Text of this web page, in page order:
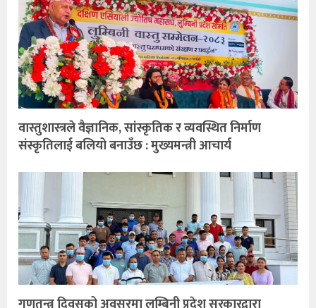
वास्तुशास्त्रले वैज्ञानिक, सांस्कृतिक र व्यवस्थित निर्माण
संस्कृतिलाई बलियो बनाउँछ : मुख्यमन्त्री आचार्य